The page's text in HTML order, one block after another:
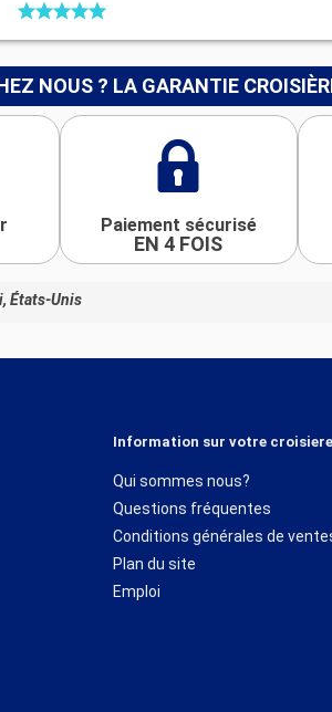
NOUS ? LA GARANTIE
Paiement sécurisé
EN 4 FOIS
États-Unis
Information sur votre croisiere
Qui sommes nous?
Questions fréquentes
Conditions générales de
Plan du site
Emploi